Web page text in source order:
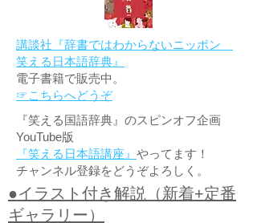
講談社『辞書ではわからないニッポン
笑える日本語辞典』
電子書籍で販売中。
☞こちらへどうぞ
『笑える国語辞典』のスピンオフ企画
YouTube版
『笑える日本語講座』 やってます！
チャンネル登録をどうぞよろしく。
●イラスト付き解説（新着+定番
ギャラリー）